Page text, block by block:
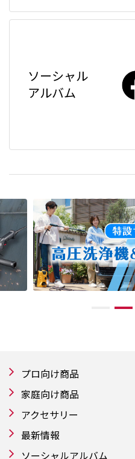
ソーシャル
アルバム
プロ向け商品
家庭向け商品
アクセサリー
最新情報
ソーシャルアルバム